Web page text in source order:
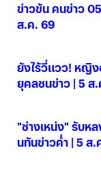
ข่าวข้น คนข่าว
ส.ค. 69
ยังไร้วี่แวว! หญิง
ยุคลชนข่าว | 5 ส
"ช่างเหน่ง" รับหลง
นทันข่าวค่ำ | 5 ส.